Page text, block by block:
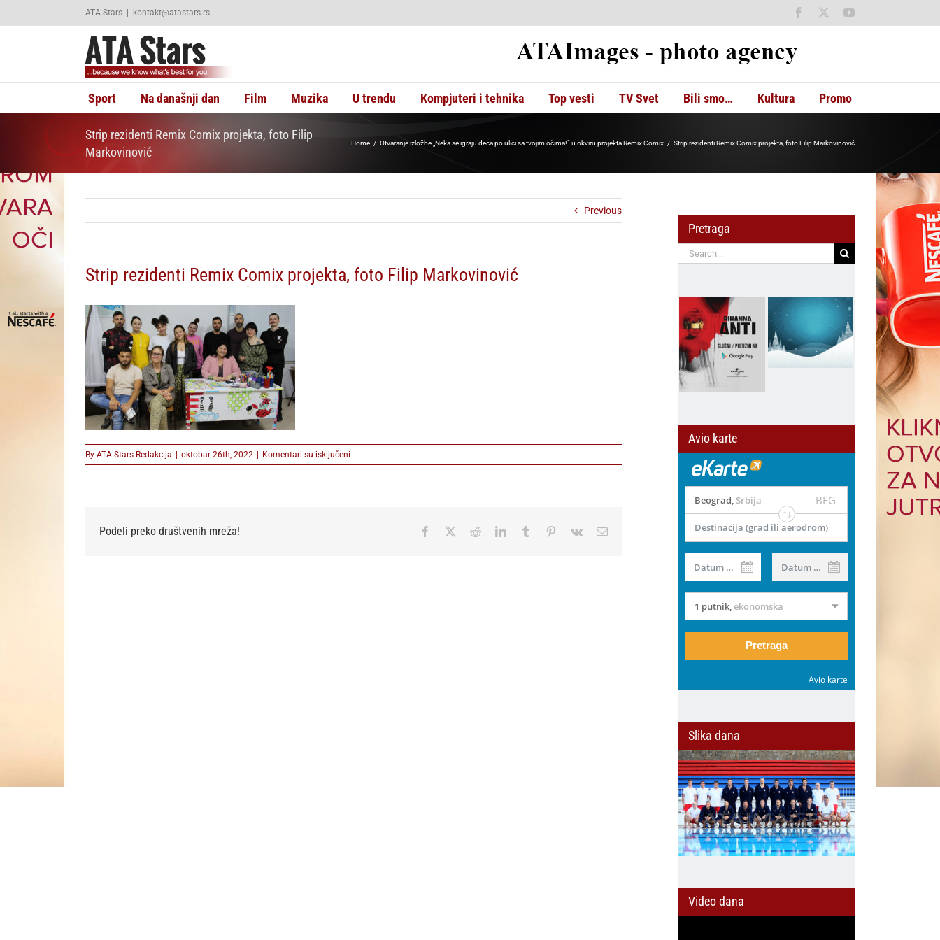
ATA Stars | kontakt@atastars.rs Facebook YouTube
Sport Na današnji dan Film Muzika U trendu Kompjuteri i tehnika Top vesti TV Svet Bili smo… Kultura Promo
Strip rezidenti Remix Comix projekta, foto Filip
Markovinović
Home Otvaranje izložbe „Neka se igraju deca po ulici sa tvojim očima!” u okviru projekta Remix Comix Strip rezidenti Remix Comix projekta, foto Filip Markovinović
Previous
Strip rezidenti Remix Comix projekta, foto Filip Markovinović
By ATA Stars Redakcija | oktobar 26th, 2022 | Komentari su isključeni
Strip
Podeli preko društvenih mreža! Facebook RedditLinkedInTumblr Pinterest
Vk Email
Pretraga
Search
for:
Avio karte
Beograd, Srbija BEG
Destinacija (grad ili aerodrom)
Datum od Datum do
1 putnik,ekonomska
Pretraga
Avio karte
Slika dana
Video dana